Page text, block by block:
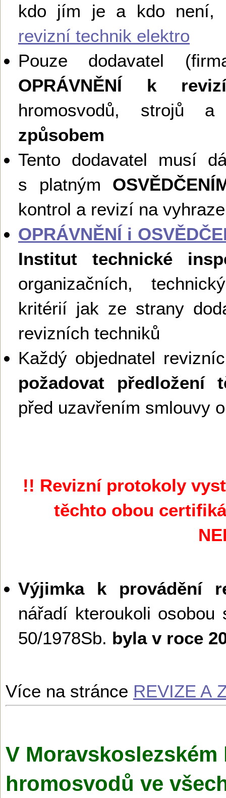
kdo jím je a kdo není,
revizní technik elektro
Pouze dodavatel
OPRÁVNĚNÍ k
hromosvodů, strojů
způsobem
Tento dodavatel musí
s platným
kontrol a revizí na
OPRÁVNĚNÍ i
Institut technické
organizačních,
kritérií jak ze strany
revizních techniků
Každý objednatel
požadovat předložení
před uzavřením smlouvy
!! Revizní protokoly
těchto obou
Výjimka k provádění
nářadí kteroukoli
50/1978Sb. byla v roce
Více na stránce REVIZE A
V
hromosvodů ve